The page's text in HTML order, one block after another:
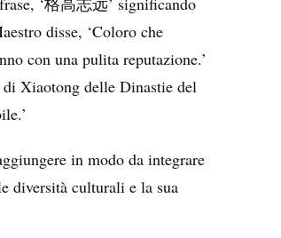
格高志远
disse, ‘Coloro che
con una pulita reputazione.’
di Xiaotong delle Dinastie del
in modo da integrare
diversità culturali e la sua